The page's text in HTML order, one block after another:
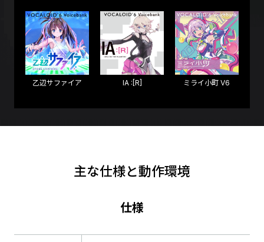
乙辺サファイア IA :[R] ミライ小町 V6
主な仕様と動作環境
仕様